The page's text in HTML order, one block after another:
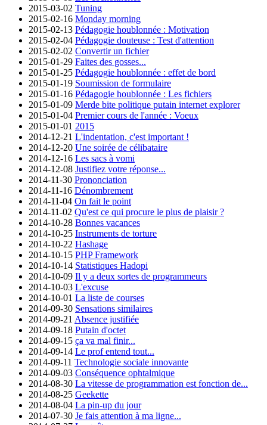
2015-03-02 Tuning
2015-02-16 Monday morning
2015-02-13 Pédagogie houblonnée : Motivation
2015-02-04 Pédagogie douteuse : Test d'attention
2015-02-02 Convertir un fichier
2015-01-29 Faites des gosses...
2015-01-25 Pédagogie houblonnée : effet de bord
2015-01-19 Soumission de formulaire
2015-01-16 Pédagogie houblonnée : Les fichiers
2015-01-09 Merde bite politique putain internet explorer
2015-01-04 Premier cours de l'année : Voeux
2015-01-01 2015
2014-12-21 L'indentation, c'est important !
2014-12-20 Une soirée de célibataire
2014-12-16 Les sacs à vomi
2014-12-08 Justifiez votre réponse...
2014-11-30 Prononciation
2014-11-16 Dénombrement
2014-11-04 On fait le point
2014-11-02 Qu'est ce qui procure le plus de plaisir ?
2014-10-28 Bonnes vacances
2014-10-25 Instruments de torture
2014-10-22 Hashage
2014-10-15 PHP Framework
2014-10-14 Statistiques Hadopi
2014-10-09 Il y a deux sortes de programmeurs
2014-10-03 L'excuse
2014-10-01 La liste de courses
2014-09-30 Sensations similaires
2014-09-21 Absence justifiée
2014-09-18 Putain d'octet
2014-09-15 ça va mal finir...
2014-09-14 Le prof entend tout...
2014-09-11 Technologie sociale innovante
2014-09-03 Conséquence ophtalmique
2014-08-30 La vitesse de programmation est fonction de...
2014-08-25 Geekette
2014-08-04 La pin-up du jour
2014-07-30 Je fais attention à ma ligne...